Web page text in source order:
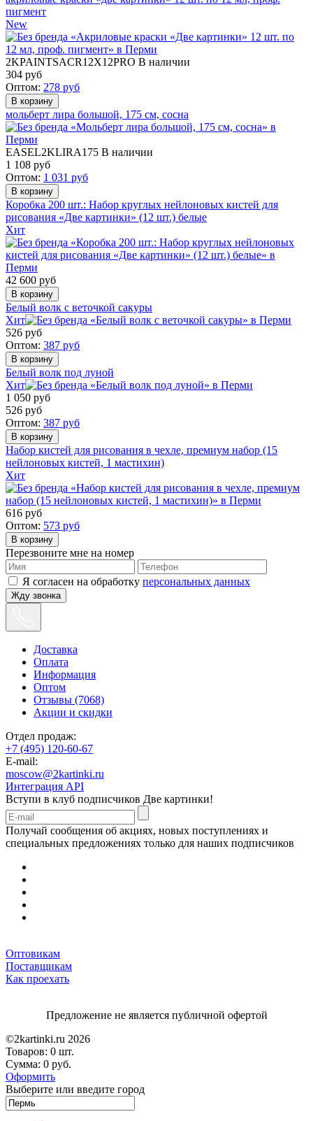
пигмент
New
2KPAINTSACR12X12PRO В наличии
304 руб
Оптом: 278 руб
мольберт лира большой, 175 см, сосна
EASEL2KLIRA175 В наличии
1 108 руб
Оптом: 1 031 руб
Коробка 200 шт.: Набор круглых нейлоновых кистей для
рисования «Две картинки» (12 шт.) белые
Хит
42 600 руб
Белый волк с веточкой сакуры
Хит
526 руб
Оптом: 387 руб
Белый волк под луной
Хит
1 050 руб
526 руб
Оптом: 387 руб
Набор кистей для рисования в чехле, премиум набор (15
нейлоновых кистей, 1 мастихин)
Хит
616 руб
Оптом: 573 руб
Перезвоните мне на номер
Я согласен на обработку персональных данных
Жду звонка
Доставка
Оплата
Информация
Оптом
Отзывы (7068)
Акции и скидки
Отдел продаж:
+7 (495) 120-60-67
E-mail:
moscow@2kartinki.ru
Интеграция API
Вступи в клуб подписчиков Две картинки!
Получай сообщения об акциях, новых поступлениях и
специальных предложениях только для наших подписчиков
Оптовикам
Поставщикам
Как проехать
Предложение не является публичной офертой
©2kartinki.ru 2026
Товаров: 0 шт.
Сумма: 0 руб.
Оформить
Выберите или введите город